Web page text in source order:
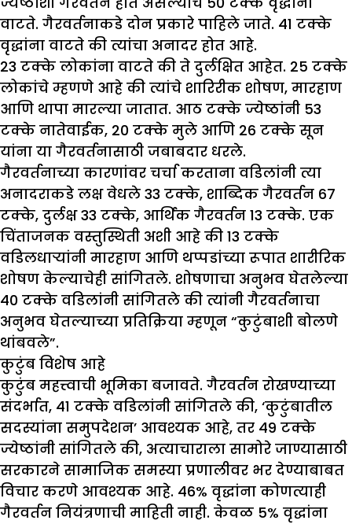
वाटते. गैरवर्तनाकडे दोन प्रकारे पाहिले जाते. 41 टक्के
वृद्धांना वाटते की त्यांचा अनादर होत आहे.
23 टक्के लोकांना वाटते की ते दुर्लक्षित आहेत. 25 टक्के
लोकांचे म्हणणे आहे की त्यांचे शारिरीक शोषण, मारहाण
आणि थापा मारल्या जातात. आठ टक्के ज्येष्ठांनी 53
टक्के नातेवाईक, 20 टक्के मुले आणि 26 टक्के सून
यांना या गैरवर्तनासाठी जबाबदार धरले.
गैरवर्तनाच्या कारणांवर चर्चा करताना वडिलांनी त्या
अनादराकडे लक्ष वेधले 33 टक्के, शाब्दिक गैरवर्तन 67
टक्के, दुर्लक्ष 33 टक्के, आर्थिक गैरवर्तन 13 टक्के. एक
चिंताजनक वस्तुस्थिती अशी आहे की 13 टक्के
वडिलधाऱ्यांनी मारहाण आणि थप्पडांच्या रूपात शारीरिक
शोषण केल्याचेही सांगितले. शोषणाचा अनुभव घेतलेल्या
40 टक्के वडिलांनी सांगितले की त्यांनी गैरवर्तनाचा
अनुभव घेतल्याच्या प्रतिक्रिया म्हणून “कुटुंबाशी बोलणे
थांबवले”.
कुटुंब विशेष आहे
कुटुंब महत्त्वाची भूमिका बजावते. गैरवर्तन रोखण्याच्या
संदर्भात, 41 टक्के वडिलांनी सांगितले की, ‘कुटुंबातील
सदस्यांना समुपदेशन’ आवश्यक आहे, तर 49 टक्के
ज्येष्ठांनी सांगितले की, अत्याचाराला सामोरे जाण्यासाठी
सरकारने सामाजिक समस्या प्रणालीवर भर देण्याबाबत
विचार करणे आवश्यक आहे. 46% वृद्धांना कोणत्याही
गैरवर्तन नियंत्रणाची माहिती नाही. केवळ 5% वृद्धांना